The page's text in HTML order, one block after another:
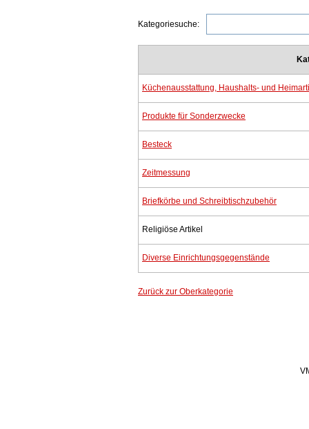
Kategoriesuche:
Küchenausstattung, Haushalts- und
Produkte für Sonderzwecke
Besteck
Zeitmessung
Briefkörbe und Schreibtischzubehör
Religiöse Artikel
Diverse Einrichtungsgegenstände
Zurück zur Oberkategorie